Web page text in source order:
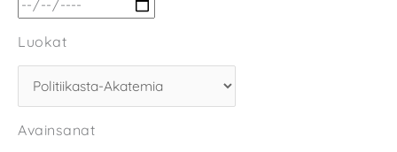
Luokat
Avainsanat